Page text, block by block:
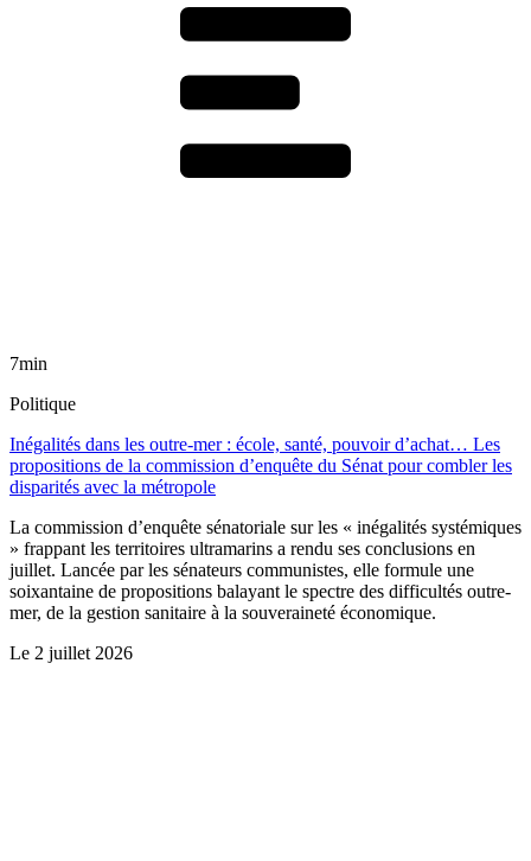
7min
Politique
Inégalités dans les outre-mer : école, santé, pouvoir d’achat… Les
propositions de la commission d’enquête du Sénat pour combler les
disparités avec la métropole
La commission d’enquête sénatoriale sur les « inégalités systémiques
» frappant les territoires ultramarins a rendu ses conclusions en
juillet. Lancée par les sénateurs communistes, elle formule une
soixantaine de propositions balayant le spectre des difficultés outre-
mer, de la gestion sanitaire à la souveraineté économique.
Le 2 juillet 2026